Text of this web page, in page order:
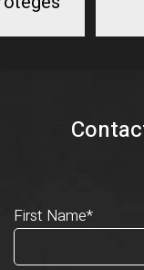
First Name*